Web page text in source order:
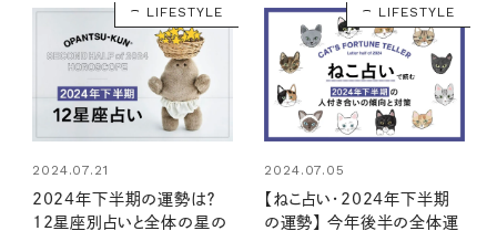
LIFESTYLE
2024.07.21
2024年下半期の運勢は？
12星座別占いと全体の星の
LIFESTYLE
2024.07.05
【ねこ占い・2024年下半期
の運勢】 今年後半の全体運